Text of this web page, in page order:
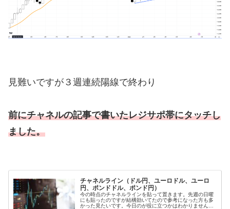
見難いですが３週連続陽線で終わり
前にチャネルの記事で書いたレジサポ帯にタッチし
ました。
チャネルライン（ドル円、ユーロドル、ユーロ
円、ポンドドル、ポンド円）
今の時点のチャネルラインを貼って置きます。先週の日曜
にも貼ったのですが結構効いてたので参考になった方も多
かった見たいです。今日のが役に立つかはわかりません